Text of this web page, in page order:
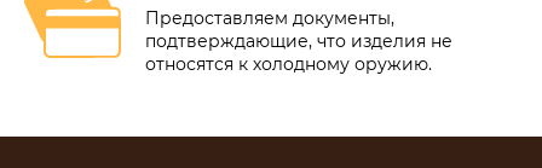
Предоставляем документы,
подтверждающие, что изделия не
относятся к холодному оружию.